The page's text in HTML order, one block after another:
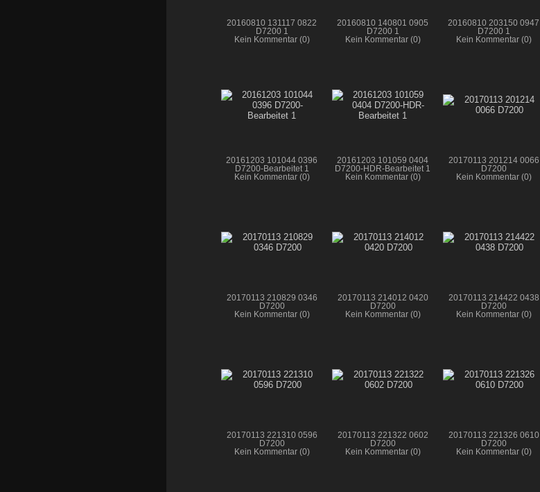
20160810 131117 0822
D7200 1
Kein Kommentar (0)
20160810 140801 0905
D7200 1
Kein Kommentar (0)
20160810 203150 0947
D7200 1
Kein Kommentar (0)
20161203 101044 0396
D7200-Bearbeitet 1
Kein Kommentar (0)
20161203 101059 0404
D7200-HDR-Bearbeitet 1
Kein Kommentar (0)
20170113 201214 0066
D7200
Kein Kommentar (0)
20170113 210829 0346
D7200
Kein Kommentar (0)
20170113 214012 0420
D7200
Kein Kommentar (0)
20170113 214422 0438
D7200
Kein Kommentar (0)
20170113 221310 0596
D7200
Kein Kommentar (0)
20170113 221322 0602
D7200
Kein Kommentar (0)
20170113 221326 0610
D7200
Kein Kommentar (0)